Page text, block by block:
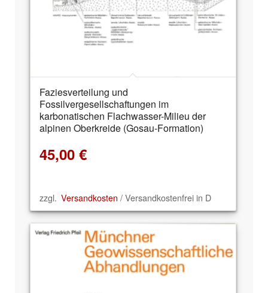
Faziesverteilung und
Fossilvergesellschaftungen im
karbonatischen Flachwasser-Milieu der
alpinen Oberkreide (Gosau-Formation)
45,00 €
zzgl. Versandkosten / Versandkostenfrei in D